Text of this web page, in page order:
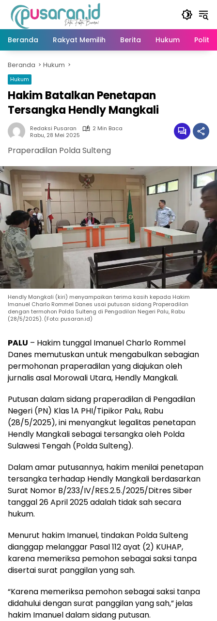
Langsung
konten
Beranda
Rakyat Memilih Berita Hukum Politik
Beranda Hukum
Hukum
Hakim Batalkan Penetapan
Tersangka Hendly Mangkali
Redaksi Pusaran
2 Min Baca
Rabu, 28 Mei 2025
Praperadilan Polda Sulteng
Hendly Mangkali (kiri) menyampaikan terima kasih kepada Hakim
Imanuel Charlo Rommel Danes usai putusan sidang Praperadilan
dengan termohon Polda Sulteng di Pengadilan Negeri Palu, Rabu
(28/5/2025). (Foto: pusaran.id)
PALU – Hakim tunggal Imanuel Charlo Rommel
Danes memutuskan untuk mengabulkan sebagian
permohonan praperadilan yang diajukan oleh
jurnalis asal Morowali Utara, Hendly Mangkali.
Putusan dalam sidang praperadilan di Pengadilan
Negeri (PN) Klas 1A PHI/Tipikor Palu, Rabu
(28/5/2025), ini menyangkut legalitas penetapan
Hendly Mangkali sebagai tersangka oleh Polda
Sulawesi Tengah (Polda Sulteng).
Dalam amar putusannya, hakim menilai penetapan
tersangka terhadap Hendly Mangkali berdasarkan
Surat Nomor B/233/IV/RES.2.5./2025/Ditres Siber
tanggal 26 April 2025 adalah tidak sah secara
hukum.
Menurut hakim Imanuel, tindakan Polda Sulteng
dianggap melanggar Pasal 112 ayat (2) KUHAP,
karena memeriksa pemohon sebagai saksi tanpa
disertai surat panggilan yang sah.
“Karena memeriksa pemohon sebagai saksi tanpa
didahului dengan surat panggilan yang sah,” jelas
hakim Imanuel dalam sidang putusan.